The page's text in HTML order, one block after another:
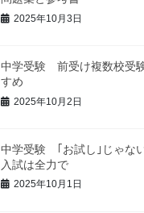
2025年10月3日
中学受験 前受け複数校受
すめ
2025年10月2日
中学受験 ｢お試し｣じゃな
入試は全力で
2025年10月1日